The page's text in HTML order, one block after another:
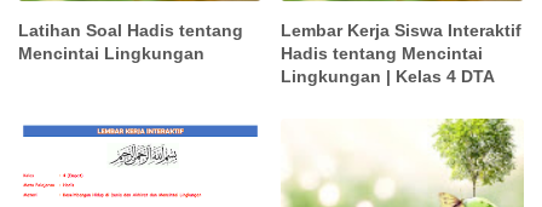
Latihan Soal Hadis tentang
Mencintai Lingkungan
Lembar Kerja Siswa Interaktif
Hadis tentang Mencintai
Lingkungan | Kelas 4 DTA